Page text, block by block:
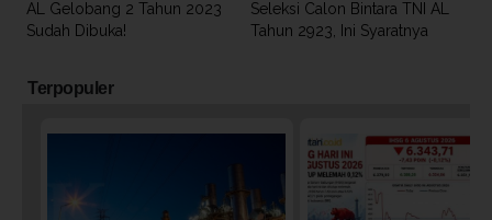
AL Gelobang 2 Tahun 2023
Sudah Dibuka!
Seleksi Calon Bintara TNI AL
Tahun 2923, Ini Syaratnya
Terpopuler